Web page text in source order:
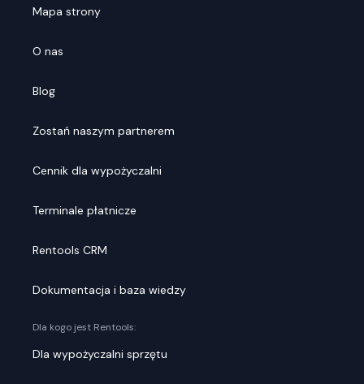
Mapa strony
O nas
Blog
Zostań naszym partnerem
Cennik dla wypożyczalni
Terminale płatnicze
Rentools CRM
Dokumentacja i baza wiedzy
Dla kogo jest Rentools:
Dla wypożyczalni sprzętu